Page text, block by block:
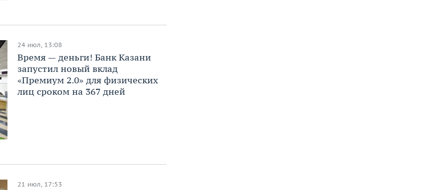
24 июл, 13:08
Время — деньги! Банк Казани
запустил новый вклад
«Премиум 2.0» для физических
лиц сроком на 367 дней
21 июл, 17:53